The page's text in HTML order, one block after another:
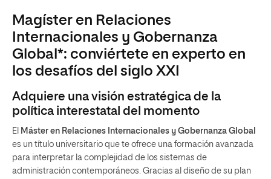
Magíster en Relaciones
Internacionales y Gobernanza
Global*: conviértete en experto en
los desafíos del siglo XXI
Adquiere una visión estratégica de la
política interestatal del momento
El Máster en Relaciones Internacionales y Gobernanza Global
es un título universitario que te ofrece una formación avanzada
para interpretar la complejidad de los sistemas de
administración contemporáneos. Gracias al diseño de su plan